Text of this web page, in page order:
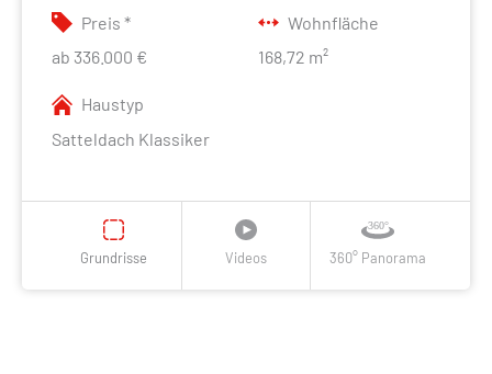
Preis *
ab 336.000 €
Wohnfläche
168,72 m²
Haustyp
Satteldach Klassiker
Grundrisse Videos 360° Panorama